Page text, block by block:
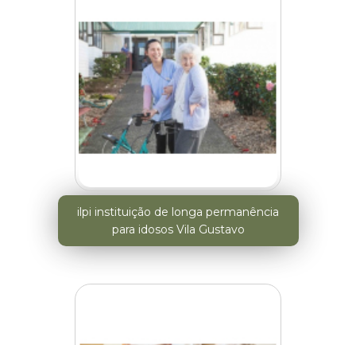
ilpi instituição de longa permanência
para idosos Vila Gustavo